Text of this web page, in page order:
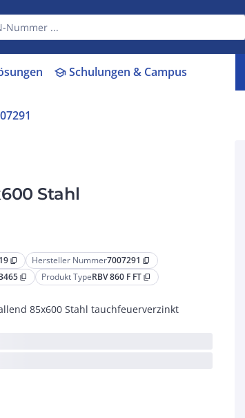
schoolSchulungen & Campus
Stahl
content_copy Hersteller Nummer7007291 content_copy
content_copy Produkt TypeRBV 860 F FT content_copy
85x600 Stahl tauchfeuerverzinkt